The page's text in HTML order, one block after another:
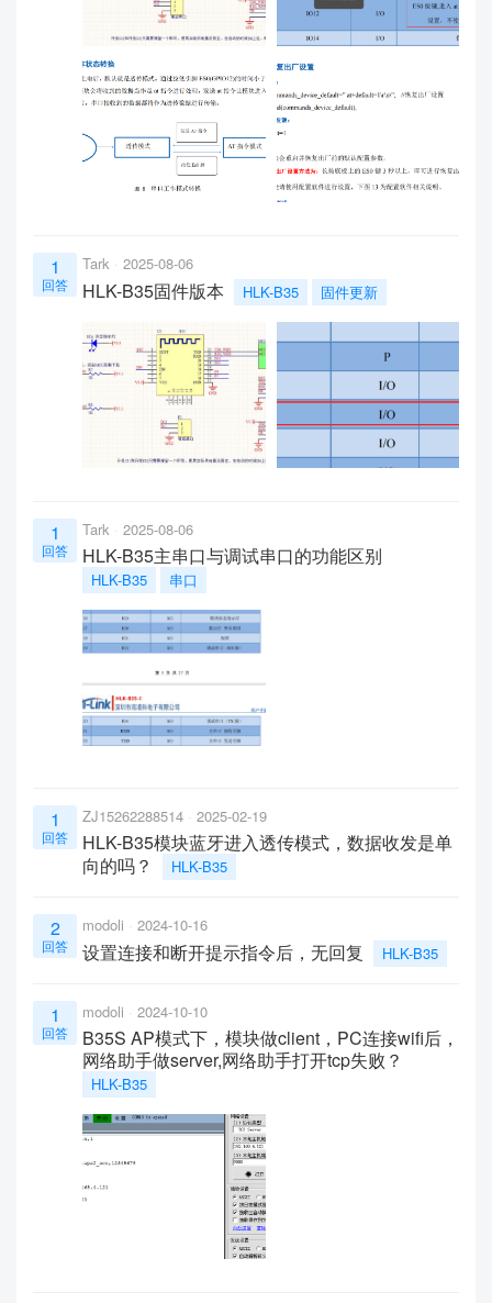
1
回答
Tark 2025-08-06
HLK-B35固件版本 HLK-B35 固件更新
1
回答
Tark 2025-08-06
HLK-B35主串口与调试串口的功能区别
HLK-B35 串口
1
回答
ZJ15262288514 2025-02-19
HLK-B35模块蓝牙进入透传模式，数据收发是单
向的吗？
HLK-B35
2
回答
modoli 2024-10-16
设置连接和断开提示指令后，无回复 HLK-B35
1
回答
modoli 2024-10-10
B35S AP模式下，模块做client，PC连接wifi后，
网络助手做server,网络助手打开tcp失败？
HLK-B35